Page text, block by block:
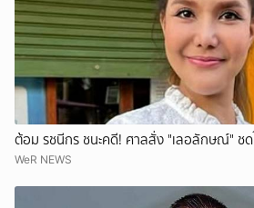
ต้อม รชนีกร ชนะคดี! ศาลสั่ง "เลอลักษณ์" ชด
WeR NEWS